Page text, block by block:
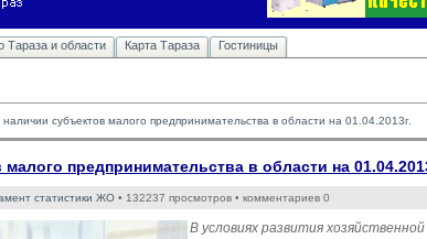
Тараза и области Карта Тараза Гостиницы
субъектов малого предпринимательства в области на 01.04.2013г.
предпринимательства в области на
статистики ЖО • 132237 просмотров • комментариев 0
В условиях развития